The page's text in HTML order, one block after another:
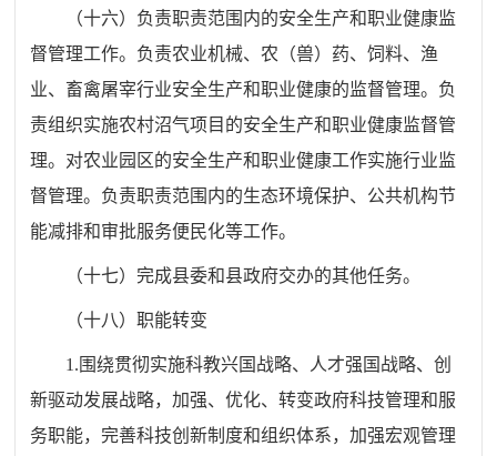
（十六）负责职责范围内的安全生产和职业健康监
督管理工作。负责农业机械、农（兽）药、饲料、渔
业、畜禽屠宰行业安全生产和职业健康的监督管理。负
责组织实施农村沼气项目的安全生产和职业健康监督管
理。对农业园区的安全生产和职业健康工作实施行业监
督管理。负责职责范围内的生态环境保护、公共机构节
能减排和审批服务便民化等工作。
（十七）完成县委和县政府交办的其他任务。
（十八）职能转变
1. 围绕贯彻实施科教兴国战略、人才强国战略、创
新驱动发展战略，加强、优化、转变政府科技管理和服
务职能，完善科技创新制度和组织体系，加强宏观管理